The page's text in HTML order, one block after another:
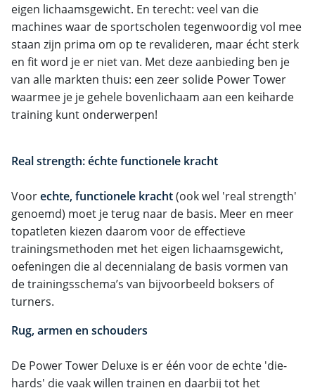
eigen lichaamsgewicht. En terecht: veel van die
machines waar de sportscholen tegenwoordig vol mee
staan zijn prima om op te revalideren, maar écht sterk
en fit word je er niet van. Met deze aanbieding ben je
van alle markten thuis: een zeer solide Power Tower
waarmee je je gehele bovenlichaam aan een keiharde
training kunt onderwerpen!
Real strength: échte functionele kracht
Voorechte, functionele kracht(ook wel 'real strength'
genoemd) moet je terug naar de basis. Meer en meer
topatleten kiezen daarom voor de effectieve
trainingsmethoden met het eigen lichaamsgewicht,
oefeningen die al decennialang de basis vormen van
de trainingsschema’s van bijvoorbeeld boksers of
turners.
Rug, armen en schouders
De Power Tower Deluxe is er één voor de echte 'die-
hards' die vaak willen trainen en daarbij tot het